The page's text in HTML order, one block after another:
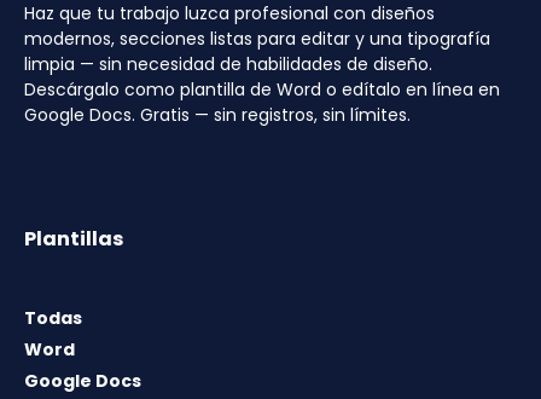
Haz que tu trabajo luzca profesional con diseños
modernos, secciones listas para editar y una tipografía
limpia — sin necesidad de habilidades de diseño.
Descárgalo como plantilla de Word o edítalo en línea en
Google Docs. Gratis — sin registros, sin límites.
Plantillas
Todas
Word
Google Docs